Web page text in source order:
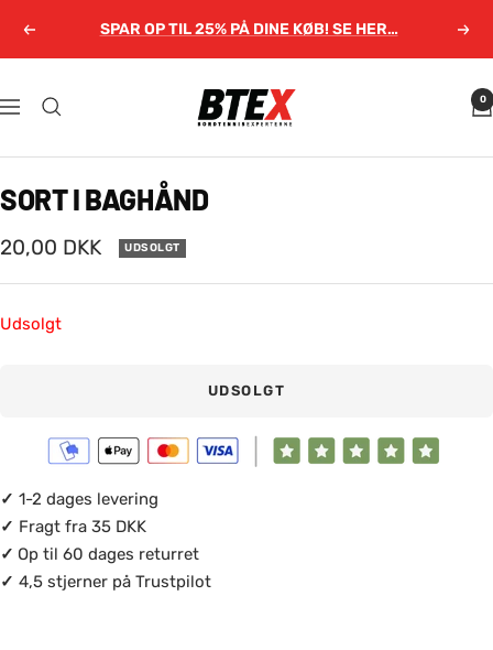
Forrige SPAR OP TIL 25% PÅ DINE KØB! SE HER…
Navigation
Bordtennisexperterne.dk 0
SORT I BAGHÅND
Salgspris
20,00 DKK UDSOLGT
Udsolgt
UDSOLGT
✓ 1-2 dages levering
✓ Fragt fra 35 DKK
✓ Op til 60 dages returret
✓ 4,5 stjerner på Trustpilot